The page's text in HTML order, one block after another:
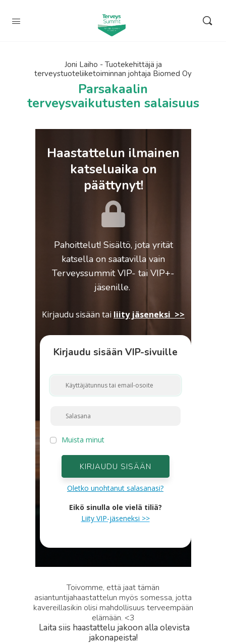
Joni Laiho - Tuotekehittäjä ja
terveystuoteliiketoiminnan johtaja Biomed Oy
Parsakaalin
terveysvaikutusten salaisuus
Haastattelun ilmainen
katseluaika on
päättynyt!
Pahoittelut! Sisältö, jota yrität
katsella on saatavilla vain
Terveyssummit VIP- tai VIP+-
jäsenille.
Kirjaudu sisään tai liity jäseneksi >>
Kirjaudu sisään VIP-sivuille
Muista minut
KIRJAUDU SISÄÄN
Oletko unohtanut salasanasi?
Eikö sinulla ole vielä tiliä?
Liity VIP-jäseneksi >>
Toivomme, että jaat tämän
asiantuntijahaastattelun myös somessa, jotta
kavereillasikin olisi mahdollisuus terveempään
elämään. <3
Laita siis haastattelu jakoon alla olevista
jakonapeista!